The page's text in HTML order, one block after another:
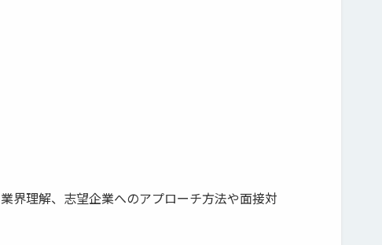
界理解、志望企業へのアプローチ方法や面接対